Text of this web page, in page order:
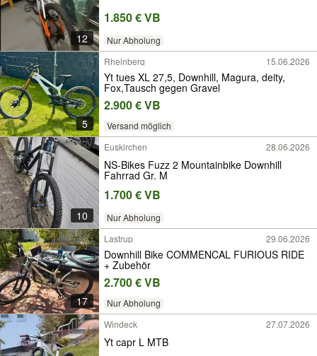
12
1.850 € VB
Nur Abholung
5
Rheinberg 15.06.2026
Yt tues XL 27,5, Downhill, Magura, deity,
Fox,Tausch gegen Gravel
2.900 € VB
Versand möglich
10
Euskirchen 28.06.2026
NS-Bikes Fuzz 2 Mountainbike Downhill
Fahrrad Gr. M
1.700 € VB
Nur Abholung
17
Lastrup 29.06.2026
Downhill Bike COMMENCAL FURIOUS RIDE
+ Zubehör
2.700 € VB
Nur Abholung
Windeck
27.07.2026
Yt capr L MTB